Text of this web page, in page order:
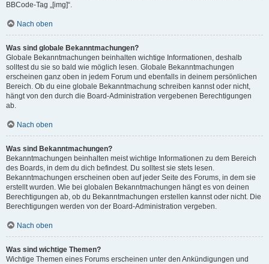
BBCode-Tag „[img]“.
Nach oben
Was sind globale Bekanntmachungen?
Globale Bekanntmachungen beinhalten wichtige Informationen, deshalb
solltest du sie so bald wie möglich lesen. Globale Bekanntmachungen
erscheinen ganz oben in jedem Forum und ebenfalls in deinem persönlichen
Bereich. Ob du eine globale Bekanntmachung schreiben kannst oder nicht,
hängt von den durch die Board-Administration vergebenen Berechtigungen
ab.
Nach oben
Was sind Bekanntmachungen?
Bekanntmachungen beinhalten meist wichtige Informationen zu dem Bereich
des Boards, in dem du dich befindest. Du solltest sie stets lesen.
Bekanntmachungen erscheinen oben auf jeder Seite des Forums, in dem sie
erstellt wurden. Wie bei globalen Bekanntmachungen hängt es von deinen
Berechtigungen ab, ob du Bekanntmachungen erstellen kannst oder nicht. Die
Berechtigungen werden von der Board-Administration vergeben.
Nach oben
Was sind wichtige Themen?
Wichtige Themen eines Forums erscheinen unter den Ankündigungen und